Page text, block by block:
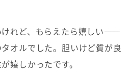
けれど、もらえたら嬉しい——
オルでした。胆いけど質が良
嬉しかったです。